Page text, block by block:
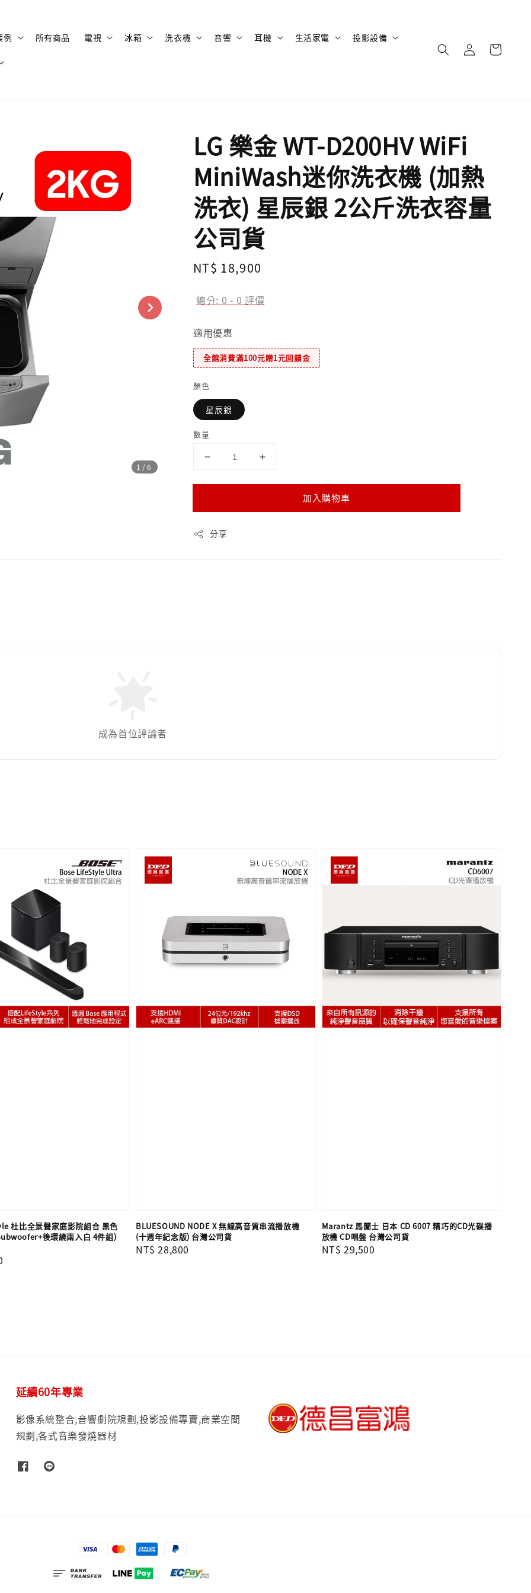
例 所有商品 電視 冰箱 洗衣機 音響 耳機 生活家電 投影設備
1 /6
LG 樂金 WT-D200HV WiFi
MiniWash迷你洗衣機 (加熱
洗衣) 星辰銀 2公斤洗衣容量
公司貨
Regular
NT$ 18,900
總分: 0 - 0 評價
適用優惠
全館消費滿100元贈1元回饋金
顏色
星辰銀
數量
加入購物車
分享
成為首位評論者
杜比全景聲家庭影院組合 黑色
後環繞兩入白 4件組)
BLUESOUND NODE X 無線高音質串流播放機
(十週年紀念版) 台灣公司貨
Regular
NT$ 28,800
Marantz 馬蘭士 日本 CD 6007 精巧的CD光碟播
放機 CD唱盤 台灣公司貨
Regular
NT$ 29,500
延續60年專業
影像系統整合,音響劇院規劃,投影設備專賣,商業空間
規劃,各式音樂發燒器材